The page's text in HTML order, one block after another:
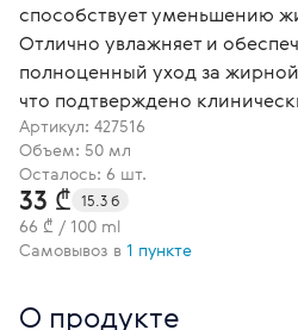
способствует уменьшению
Отлично увлажняет и
полноценный уход за
что подтверждено
Артикул: 427516
Объем: 50 мл
Осталось: 6 шт.
33 ₾ 15.3 б
66 ₾ / 100 ml
Самовывоз в 1 пункте
О продукте